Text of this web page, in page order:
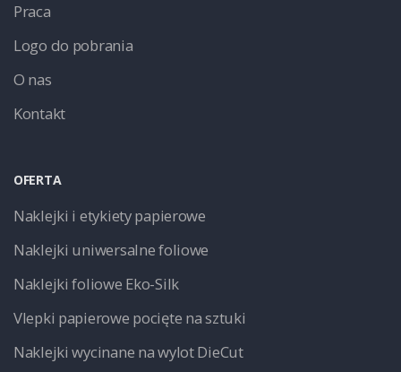
Praca
Logo do pobrania
O nas
Kontakt
OFERTA
Naklejki i etykiety papierowe
Naklejki uniwersalne foliowe
Naklejki foliowe Eko-Silk
Vlepki papierowe pocięte na sztuki
Naklejki wycinane na wylot DieCut